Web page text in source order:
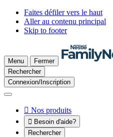
Faites défiler vers le haut
Aller au contenu principal
Skip to footer
Menu
Fermer
Rechercher
Connexion/Inscription
 Nos produits
 Besoin d'aide?
Rechercher